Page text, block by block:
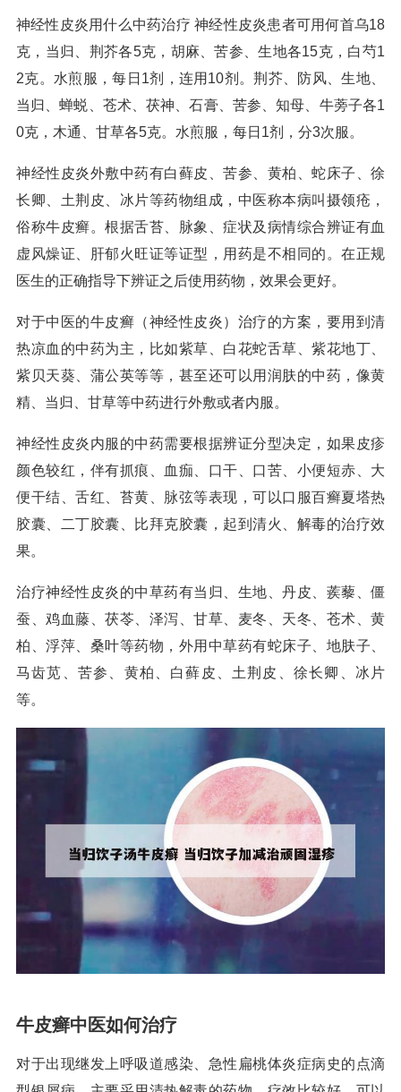
神经性皮炎用什么中药治疗 神经性皮炎患者可用何首乌18
克，当归、荆芥各5克，胡麻、苦参、生地各15克，白芍1
2克。水煎服，每日1剂，连用10剂。荆芥、防风、生地、
当归、蝉蜕、苍术、茯神、石膏、苦参、知母、牛蒡子各1
0克，木通、甘草各5克。水煎服，每日1剂，分3次服。
神经性皮炎外敷中药有白藓皮、苦参、黄柏、蛇床子、徐
长卿、土荆皮、冰片等药物组成，中医称本病叫摄领疮，
俗称牛皮癣。根据舌苔、脉象、症状及病情综合辨证有血
虚风燥证、肝郁火旺证等证型，用药是不相同的。在正规
医生的正确指导下辨证之后使用药物，效果会更好。
对于中医的牛皮癣（神经性皮炎）治疗的方案，要用到清
热凉血的中药为主，比如紫草、白花蛇舌草、紫花地丁、
紫贝天葵、蒲公英等等，甚至还可以用润肤的中药，像黄
精、当归、甘草等中药进行外敷或者内服。
神经性皮炎内服的中药需要根据辨证分型决定，如果皮疹
颜色较红，伴有抓痕、血痂、口干、口苦、小便短赤、大
便干结、舌红、苔黄、脉弦等表现，可以口服百癣夏塔热
胶囊、二丁胶囊、比拜克胶囊，起到清火、解毒的治疗效
果。
治疗神经性皮炎的中草药有当归、生地、丹皮、蒺藜、僵
蚕、鸡血藤、茯苓、泽泻、甘草、麦冬、天冬、苍术、黄
柏、浮萍、桑叶等药物，外用中草药有蛇床子、地肤子、
马齿苋、苦参、黄柏、白藓皮、土荆皮、徐长卿、冰片
等。
牛皮癣中医如何治疗
对于出现继发上呼吸道感染、急性扁桃体炎症病史的点滴